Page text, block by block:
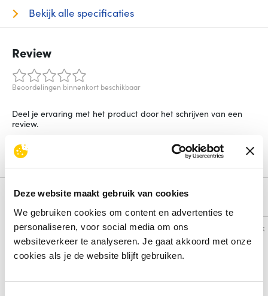
Deze website maakt gebruik van cookies
We gebruiken cookies om content en advertenties te
personaliseren, voor social media om ons
websiteverkeer te analyseren. Je gaat akkoord met onze
cookies als je de website blijft gebruiken.
Bekijk alle specificaties
Review
Beoordelingen binnenkort beschikbaar
Deel je ervaring met het product door het schrijven van een
review.
Schrijf een review
Alternatieven
Vergelijk Vergelijk